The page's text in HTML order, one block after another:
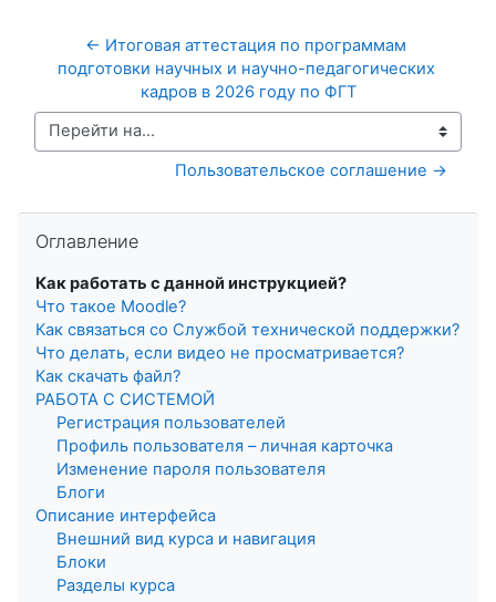
← Итоговая аттестация по программам
подготовки научных и научно-педагогических
кадров в 2026 году по ФГТ
Перейти на...
Пользовательское соглашение →
Оглавление
Как работать с данной инструкцией?
Что такое Мoodle?
Как связаться со Службой технической поддержки?
Что делать, если видео не просматривается?
Как скачать файл?
РАБОТА С СИСТЕМОЙ
Регистрация пользователей
Профиль пользователя – личная карточка
Изменение пароля пользователя
Блоги
Описание интерфейса
Внешний вид курса и навигация
Блоки
Разделы курса